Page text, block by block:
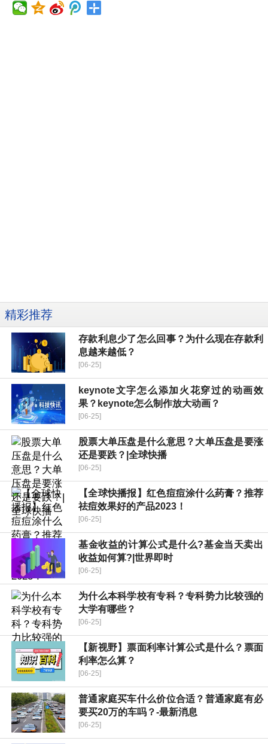
精彩推荐
存款利息少了怎么回事？为什么现在存款利
息越来越低？
[06-25]
keynote文字怎么添加火花穿过的动画效
果？keynote怎么制作放大动画？
[06-25]
股票大单压盘是什么意思？大单压盘是要涨
还是要跌？|全球快播
[06-25]
【全球快播报】红色痘痘涂什么药膏？推荐
祛痘效果好的产品2023！
[06-25]
基金收益的计算公式是什么?基金当天卖出
收益如何算?|世界即时
[06-25]
为什么本科学校有专科？专科势力比较强的
大学有哪些？
[06-25]
【新视野】票面利率计算公式是什么？票面
利率怎么算？
[06-25]
普通家庭买车什么价位合适？普通家庭有必
要买20万的车吗？-最新消息
[06-25]